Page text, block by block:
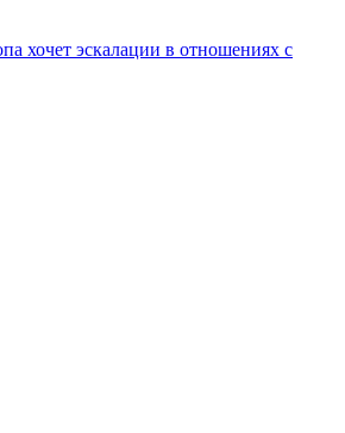
хочет эскалации в отношениях с